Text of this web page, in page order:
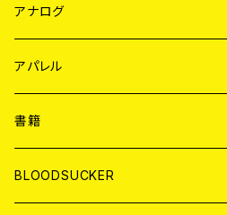
JAPAN
WORLD
アナログ
JAPAN
７EP
LP
WORLD
7EP
アパレル
JAPAN
T-shirt
WORLD
書籍
MAGAZINE
BLOODSUCKER